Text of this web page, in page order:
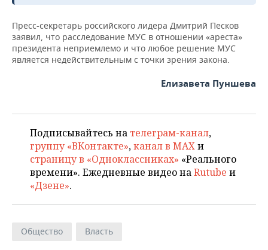
Пресс-секретарь российского лидера Дмитрий Песков
заявил, что расследование МУС в отношении «ареста»
президента неприемлемо и что любое решение МУС
является недействительным с точки зрения закона.
Елизавета Пуншева
Подписывайтесь на телеграм-канал,
группу «ВКонтакте»,канал в MAXи
страницу в «Одноклассниках» «Реального
времени». Ежедневные видео наRutube и
«Дзене».
Общество Власть